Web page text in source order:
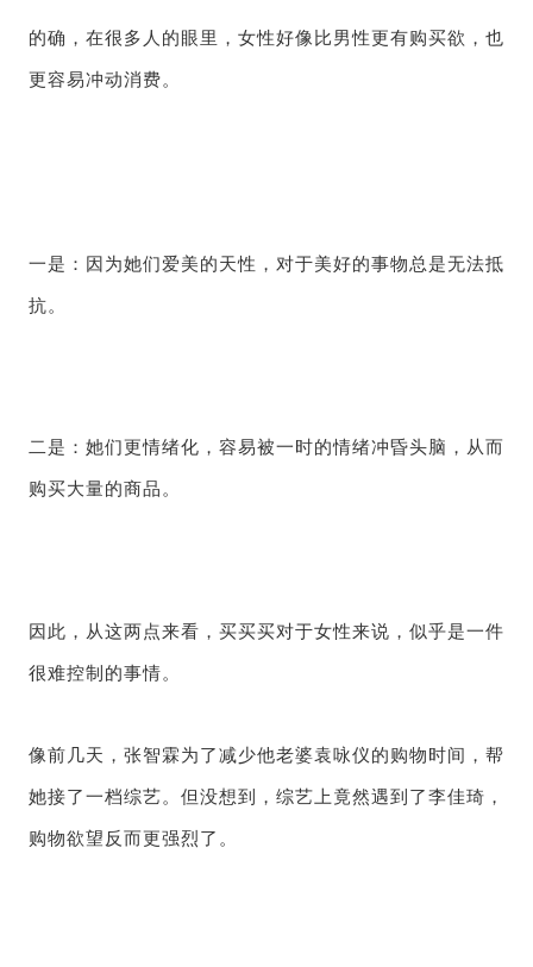
的确，在很多人的眼里，女性好像比男性更有购买欲，也
更容易冲动消费。
一是：因为她们爱美的天性，对于美好的事物总是无法抵
抗。
二是：她们更情绪化，容易被一时的情绪冲昏头脑，从而
购买大量的商品。
因此，从这两点来看，买买买对于女性来说，似乎是一件
很难控制的事情。
像前几天，张智霖为了减少他老婆袁咏仪的购物时间，帮
她接了一档综艺。但没想到，综艺上竟然遇到了李佳琦，
购物欲望反而更强烈了。